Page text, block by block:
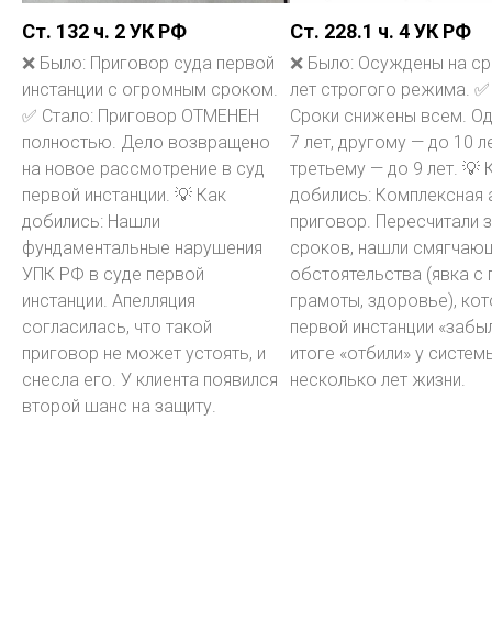
Ст. 132 ч. 2 УК РФ
❌ Было: Приговор суда первой
инстанции с огромным сроком.
✅ Стало: Приговор ОТМЕНЕН
полностью. Дело возвращено
на новое рассмотрение в суд
первой инстанции. 💡 Как
добились: Нашли
фундаментальные нарушения
УПК РФ в суде первой
инстанции. Апелляция
согласилась, что такой
приговор не может устоять, и
снесла его. У клиента появился
второй шанс на защиту.
Ст. 228.1 ч. 4 УК РФ
❌ Было: Осуждены на
лет строгого режима.
Сроки снижены всем.
7 лет, другому — до 10
третьему — до 9 лет. 💡
добились: Комплексная
приговор. Пересчитали
сроков, нашли
обстоятельства (явка с
грамоты, здоровье),
первой инстанции
итоге «отбили» у
несколько лет жизни.